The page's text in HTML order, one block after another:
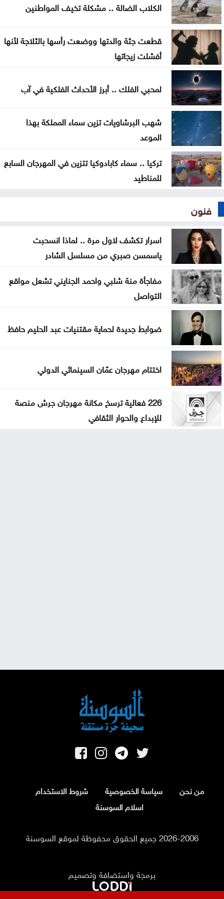
ترامب يوقع أمرا تنفيذيا يهدف لتقييد حق اكتساب
الجنسية الأميركية بالولادة
الكلاب الضالة .. مشكلة تخيف المواطنين
قطعت جثة والدتها ووضعت رأسها بالثلاجة لأنها
أفشلت زيجاتها
لمحبي الفلك .. أبرز الأحداث الفلكية في آب
شهب البرشاويات تزين سماء المملكة بهذا
الموعد
تركيا .. سماء كابادوكيا تتزين في المهرجان السابع
للمناطيد
فنون
اسرار تكشف لاول مرة .. لماذا انسحبت
ياسمسن صبري من مسلسل الشادر
مفاجأة منة شلبي واحمد الجنايني تشعل مواقع
التواصل
ضوابط جديدة لحماية مقتنيات عبد الحليم حافظ
اختتام مهرجان عمّان السينمائي الدولي
226 فعالية ترسخ مكانة مهرجان جرش منصة
للإبداع والحوار الثقافي
من نحن سياسة الخصوصية
شروط الاستخدام
اسلام السوسنة
2026-2006 جميع الحقوق محفوظة لموقع السوسنة
برمجة واستضافة وتصميم